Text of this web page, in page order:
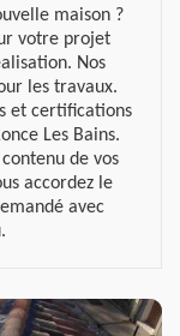
maison ?
votre projet
Nos
les travaux.
et certifications
Les Bains.
de vos
accordez le
avec